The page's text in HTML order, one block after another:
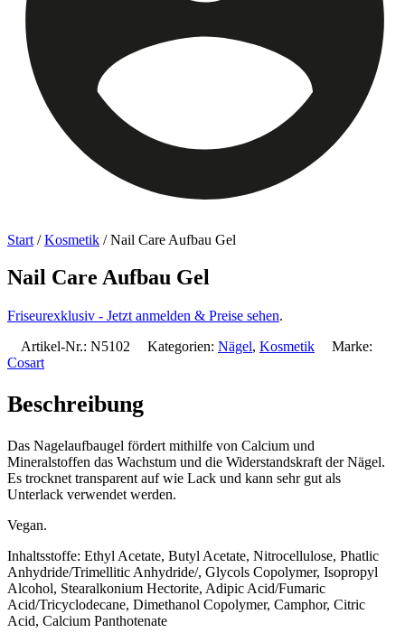
Start /Kosmetik / Nail Care Aufbau Gel
Nail Care Aufbau Gel
Friseurexklusiv - Jetzt anmelden & Preise sehen.
Artikel-Nr.: N5102 Kategorien: Nägel, Kosmetik
Marke:
Cosart
Beschreibung
Das Nagelaufbaugel fördert mithilfe von Calcium und
Mineralstoffen das Wachstum und die Widerstandskraft der Nägel.
Es trocknet transparent auf wie Lack und kann sehr gut als
Unterlack verwendet werden.
Vegan.
Inhaltsstoffe: Ethyl Acetate, Butyl Acetate, Nitrocellulose, Phatlic
Anhydride/Trimellitic Anhydride/, Glycols Copolymer, Isopropyl
Alcohol, Stearalkonium Hectorite, Adipic Acid/Fumaric
Acid/Tricyclodecane, Dimethanol Copolymer, Camphor, Citric
Acid, Calcium Panthotenate